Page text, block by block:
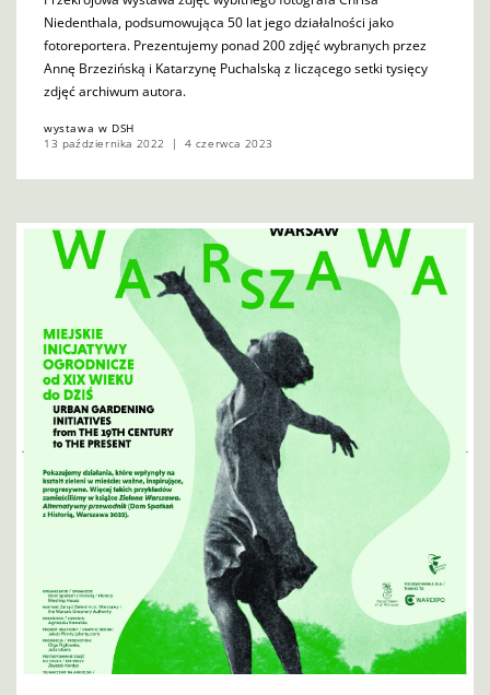
Niedenthala, podsumowująca 50 lat jego działalności jako
fotoreportera. Prezentujemy ponad 200 zdjęć wybranych przez
Annę Brzezińską i Katarzynę Puchalską z liczącego setki tysięcy
zdjęć archiwum autora.
wystawa w DSH
13 października 2022
4 czerwca 2023